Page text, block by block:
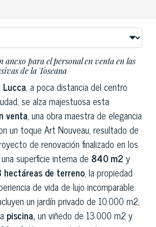
anexo para el personal en venta en las
de la Toscana
Lucca, a poca distancia del centro
se alza majestuosa esta
venta, una obra maestra de elegancia
un toque Art Nouveau, resultado de
de renovación finalizado en los
superficie interna de 840 m2 y
hectáreas de terreno, la propiedad
de vida de lujo incomparable.
un jardín privado de 10.000 m2,
piscina, un viñedo de 13.000 m2 y